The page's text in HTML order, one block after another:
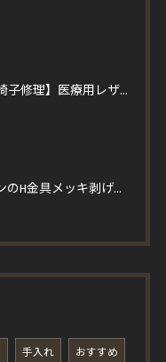
【クリニックの椅子修理】医療用レザーへ張り替え！買い替えより安くイトーキ回転チェア4脚を即日対応
エルメス・ベアンのH金具メッキ剥げを修理！一度縫製を解いて仕上げる輝く再メッキと角スレ・コバ修復事例
手入れ おすすめ